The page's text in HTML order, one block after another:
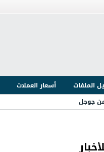
الملفات أسعار العملات
جوجل